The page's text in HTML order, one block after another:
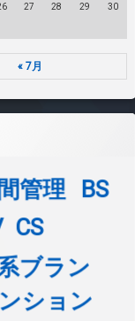
27 28 29 30
« 7月
管理
BS
CS
ブラン
ション